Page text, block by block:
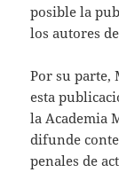
posible la
los autores
Por su parte,
esta
la Academia
difunde
penales de